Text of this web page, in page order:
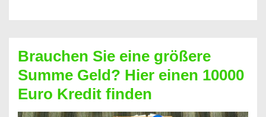
Geht
das
überhaupt?
Na
Brauchen Sie eine größere
Summe Geld? Hier einen 10000
Euro Kredit finden